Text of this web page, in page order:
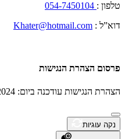
טלפון :
דוא”ל : Khater@hotmail.com
פרסום הצהרת הנגישות
הצהרת הנגישות עודכנה ביום: 25.7.2024
נקה עוגיות